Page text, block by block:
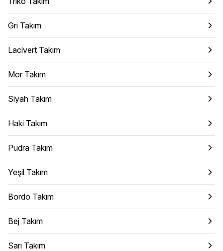
Gri Takım
Lacivert Takım
Mor Takım
Siyah Takım
Haki Takım
Pudra Takım
Yeşil Takım
Bordo Takım
Bej Takım
Sarı Takım